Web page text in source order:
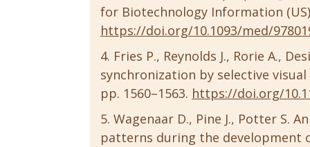
for Biotechnology Information
https://doi.org/10.1093/med/
Fries P., Reynolds J., Rorie A.,
synchronization by selective
pp. 1560–1563. https://doi.org/
Wagenaar D., Pine J., Potter S.
patterns during the development